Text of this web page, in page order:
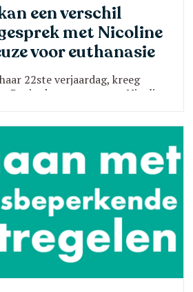
een verschil
met Nicoline
voor euthanasie
22ste verjaardag, kreeg
Begin deze zomer nam Nicoline
alle inspanningen – nog
de geestelijke gezondheidszorg
komen voor mensen zoals zij.